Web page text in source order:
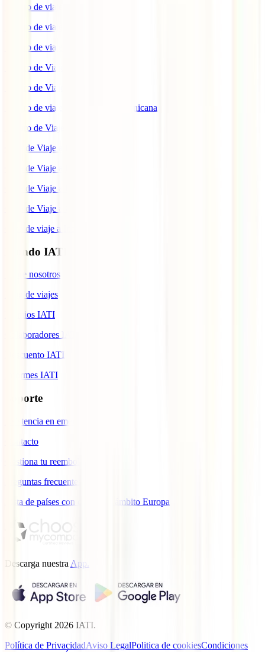
Seguro de viaje a Marruecos
Seguro de viaje a Reino Unido
Seguro de viaje a México
Seguro de Viaje a Tailandia
Seguro de Viaje a China
Seguro de viaje a República Dominicana
Seguro de Viaje a Colombia
Guía de Viaje a Estados Unidos
Guía de Viaje a México
Guía de Viaje a Marruecos
Guía de Viaje a Cuba
Guía de viaje a Indonesia
Mundo IATI
Sobre nosotros
Blog de viajes
Premios IATI
Colaboradores IATI
Descuento IATI
Informes IATI
Soporte
Asistencia en emergencias
Contacto
Gestiona tu reembolso
Preguntas frecuentes
Lista de países con cobertura ámbito Europa
Descarga nuestra App.
© Copyright 2026 IATI.
Política de PrivacidadAviso LegalPolitica de cookiesCondiciones